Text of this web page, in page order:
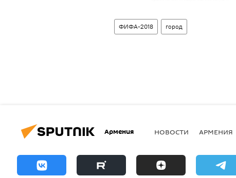
ФИФА-2018 город
Армения НОВОСТИ АРМЕНИЯ